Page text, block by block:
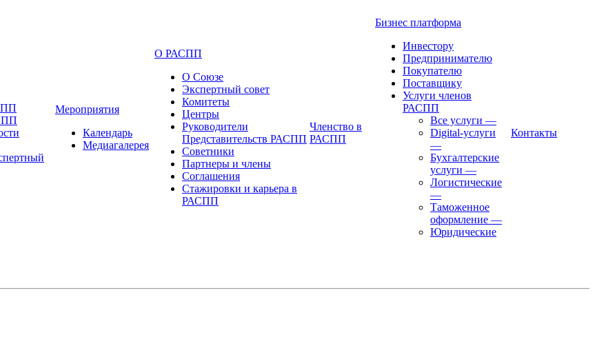
Мероприятия
Календарь
Медиагалерея
О РАСПП
О Союзе
Экспертный совет
Комитеты
Центры
Руководители
Представительств РАСПП
Советники
Партнеры и члены
Соглашения
Стажировки и карьера в
РАСПП
Членство в
РАСПП
Бизнес платформа
Инвестору
Предпринимателю
Покупателю
Поставщику
Услуги членов
РАСПП
Все услуги —
Digital-услуги
—
Бухгалтерские
услуги —
Логистические
—
Таможенное
оформление —
Юридические
Контакты